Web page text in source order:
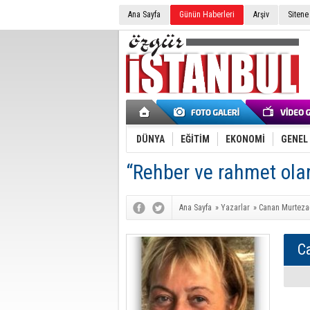
Ana Sayfa Günün Haberleri Arşiv
DÜNYA EĞİTİM EKONOMİ GENEL
“Rehber ve rahmet
Ana Sayfa » Yazarlar » Canan